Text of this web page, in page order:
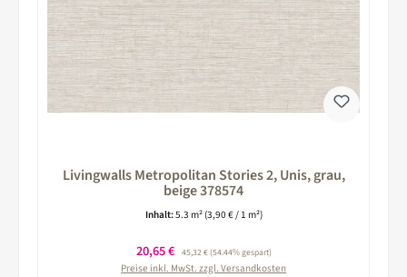
Livingwalls Metropolitan Stories 2, Unis, grau,
beige 378574
Inhalt:5.3 m² (3,90 € / 1 m²)
Verkaufspreis:
20,65 € Regulärer Preis:
45,32 €(54.44% gespart)
Preise inkl. MwSt. zzgl. Versandkosten